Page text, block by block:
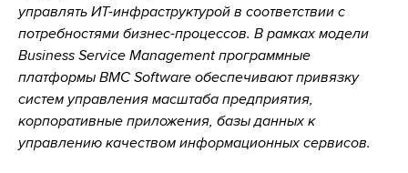
управлять ИТ-инфраструктурой в соответствии с
потребностями бизнес-процессов. В рамках модели
Business Service Management программные
платформы BMC Software обеспечивают привязку
систем управления масштаба предприятия,
корпоративные приложения, базы данных к
управлению качеством информационных сервисов.